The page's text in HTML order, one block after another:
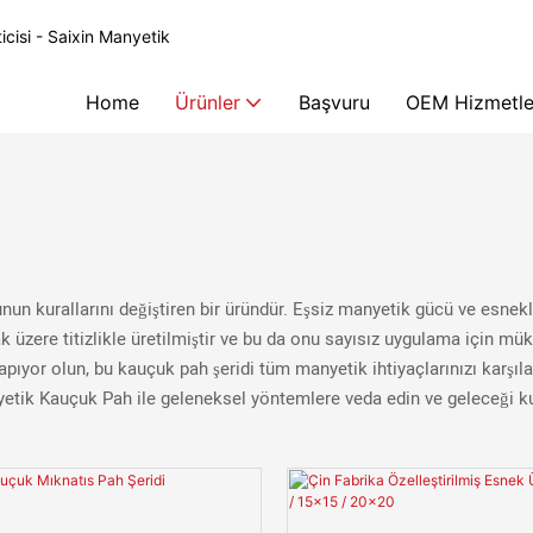
- Saixin Manyetik
Home Ürünler Başvuru OEM
kurallarını değiştiren bir üründür. Eşsiz manyetik gücü ve
üzere titizlikle üretilmiştir ve bu da onu sayısız uygulama için
olun, bu kauçuk pah şeridi tüm manyetik ihtiyaçlarınızı
Kauçuk Pah ile geleneksel yöntemlere veda edin ve geleceği